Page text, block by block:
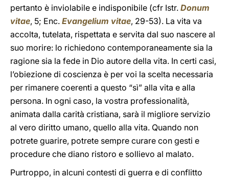
pertanto è inviolabile e indisponibile (cfr Istr. Donum
vitae, 5; Enc. Evangelium vitae, 29-53). La vita va
accolta, tutelata, rispettata e servita dal suo nascere al
suo morire: lo richiedono contemporaneamente sia la
ragione sia la fede in Dio autore della vita. In certi casi,
l’obiezione di coscienza è per voi la scelta necessaria
per rimanere coerenti a questo “sì” alla vita e alla
persona. In ogni caso, la vostra professionalità,
animata dalla carità cristiana, sarà il migliore servizio
al vero diritto umano, quello alla vita. Quando non
potrete guarire, potrete sempre curare con gesti e
procedure che diano ristoro e sollievo al malato.
Purtroppo, in alcuni contesti di guerra e di conflitto